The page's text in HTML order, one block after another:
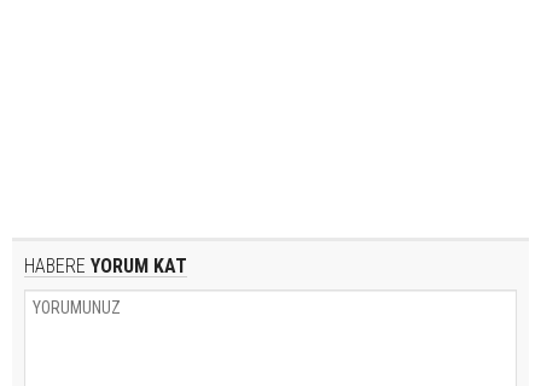
HABERE YORUM KAT